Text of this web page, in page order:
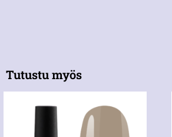
Tutustu myös